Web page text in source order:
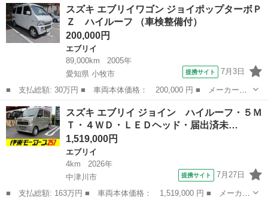
ターボスペシャル ハイルーフ・パートタイム４ＷＤ・ＣＶＴター
ボ・届出済未...
岐阜 中津川市 エブリイ
スズキ エブリイワゴン ジョイポップターボＰ
Ｚ ハイルーフ （車検整備付）
200,000円
エブリイ
89,000km
2005年
愛知県 小牧市
提携サイト 7月3日
■ 支払総額: 30万円 ■ 車両本体価格： 200,000 円 ■ メーカー
名： スズキ ■ 車種名： エブリイワゴン ■ グレード名： ジョ
イポップターボＰＺ ハイルーフ ■ 排気量： 660cc ■ ドア枚
数： 5D...
愛知 小牧市 エブリイ
スズキ エブリイ ジョイン ハイルーフ・５Ｍ
Ｔ・４ＷＤ・ＬＥＤヘッド・届出済未…
1,519,000円
エブリイ
4km
2026年
中津川市
提携サイト 7月27日
■ 支払総額: 163万円 ■ 車両本体価格： 1,519,000 円 ■ メーカー